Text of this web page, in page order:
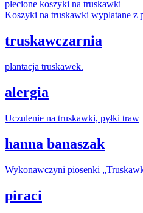
plecione koszyki na truskawki
Koszyki na truskawki wyplatane z
truskawczarnia
plantacja truskawek.
alergia
Uczulenie na truskawki, pyłki traw
hanna banaszak
Wykonawczyni piosenki „Truska
piraci